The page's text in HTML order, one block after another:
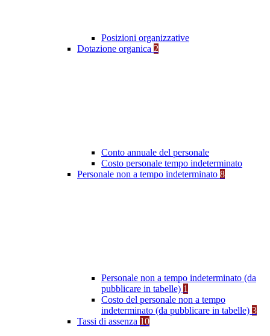
Posizioni organizzative
Dotazione organica 2
Conto annuale del personale
Costo personale tempo indeterminato
Personale non a tempo indeterminato 8
Personale non a tempo indeterminato (da
pubblicare in tabelle) 1
Costo del personale non a tempo
indeterminato (da pubblicare in tabelle) 3
Tassi di assenza 10